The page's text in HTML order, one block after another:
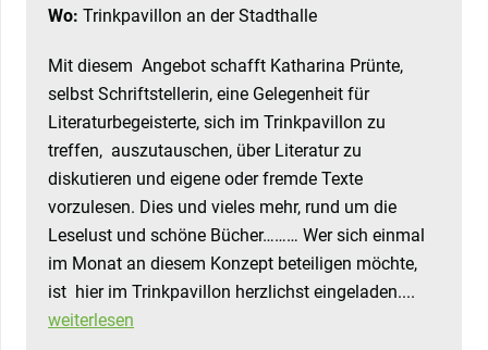
Wo: Trinkpavillon an der Stadthalle
Mit diesem Angebot schafft Katharina Prünte,
selbst Schriftstellerin, eine Gelegenheit für
Literaturbegeisterte, sich im Trinkpavillon zu
treffen, auszutauschen, über Literatur zu
diskutieren und eigene oder fremde Texte
vorzulesen. Dies und vieles mehr, rund um die
Leselust und schöne Bücher……… Wer sich einmal
im Monat an diesem Konzept beteiligen möchte,
ist hier im Trinkpavillon herzlichst eingeladen....
weiterlesen